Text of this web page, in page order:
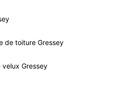
de toiture Gressey
velux Gressey